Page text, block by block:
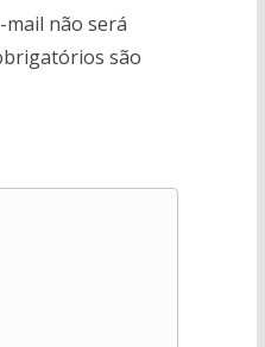
mail não será
são